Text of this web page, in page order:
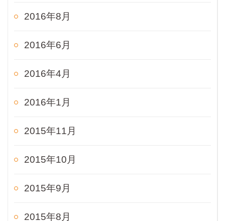
2016年8月
2016年6月
2016年4月
2016年1月
2015年11月
2015年10月
2015年9月
2015年8月